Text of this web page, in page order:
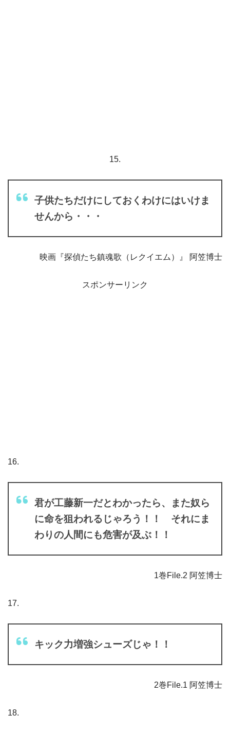
15.
子供たちだけにしておくわけにはいけま
せんから・・・
映画『探偵たち鎮魂歌（レクイエム）』 阿笠博士
スポンサーリンク
16.
君が工藤新一だとわかったら、また奴ら
に命を狙われるじゃろう！！ それにま
わりの人間にも危害が及ぶ！！
1巻File.2 阿笠博士
17.
キック力増強シューズじゃ！！
2巻File.1 阿笠博士
18.